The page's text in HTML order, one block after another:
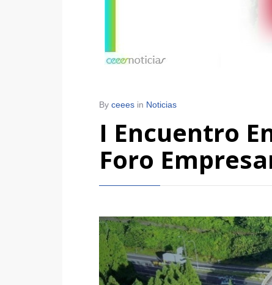
By ceees in Noticias
I Encuentro
Foro